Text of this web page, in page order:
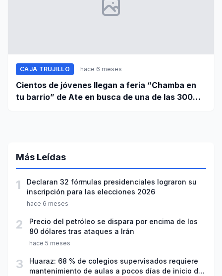
CAJA TRUJILLO hace 6 meses
Cientos de jóvenes llegan a feria “Chamba en
tu barrio” de Ate en busca de una de las 300
Más Leídas
1
Declaran 32 fórmulas presidenciales lograron su
inscripción para las elecciones 2026
hace 6 meses
2
Precio del petróleo se dispara por encima de los
80 dólares tras ataques a Irán
hace 5 meses
3
Huaraz: 68 % de colegios supervisados requiere
mantenimiento de aulas a pocos días de inicio del